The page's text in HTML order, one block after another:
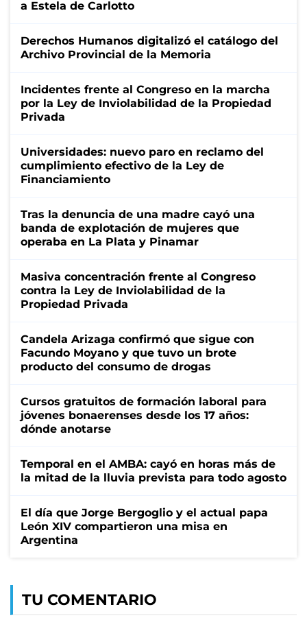
a Estela de Carlotto
Derechos Humanos digitalizó el catálogo del
Archivo Provincial de la Memoria
Incidentes frente al Congreso en la marcha
por la Ley de Inviolabilidad de la Propiedad
Privada
Universidades: nuevo paro en reclamo del
cumplimiento efectivo de la Ley de
Financiamiento
Tras la denuncia de una madre cayó una
banda de explotación de mujeres que
operaba en La Plata y Pinamar
Masiva concentración frente al Congreso
contra la Ley de Inviolabilidad de la
Propiedad Privada
Candela Arizaga confirmó que sigue con
Facundo Moyano y que tuvo un brote
producto del consumo de drogas
Cursos gratuitos de formación laboral para
jóvenes bonaerenses desde los 17 años:
dónde anotarse
Temporal en el AMBA: cayó en horas más de
la mitad de la lluvia prevista para todo agosto
El día que Jorge Bergoglio y el actual papa
León XIV compartieron una misa en
Argentina
TU COMENTARIO